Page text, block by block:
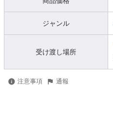
ジャンル
受け渡し場所
注意事項 通報